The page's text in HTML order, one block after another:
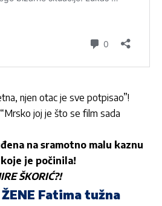
njen otac je sve potpisao”!
joj je što se film sada
na sramotno malu kaznu
je počinila!
ŠKORIĆ?!
ŽENE Fatima tužna